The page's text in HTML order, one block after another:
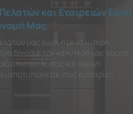
και Εταιρειών Είναι
Μας
μας είναι η μεγαλύτερη
δίνουμε τον καλύτερό μας εαυτό
λύσεις και άψογη
αποτυπώνεται στις εμπειρίες